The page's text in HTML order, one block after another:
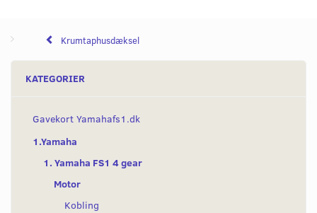
Krumtaphusdæksel
KATEGORIER
Gavekort Yamahafs1.dk
1.Yamaha
1. Yamaha FS1 4 gear
Motor
Kobling